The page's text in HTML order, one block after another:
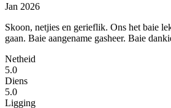
Jan 2026
Skoon, netjies en gerieflik. Ons het baie
gaan. Baie aangename gasheer. Baie
Netheid
5.0
Diens
5.0
Ligging